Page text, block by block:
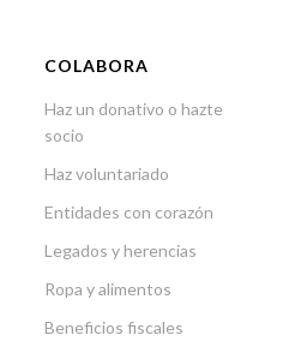
COLABORA
Haz un donativo o hazte
socio
Haz voluntariado
Entidades con corazón
Legados y herencias
Ropa y alimentos
Beneficios fiscales